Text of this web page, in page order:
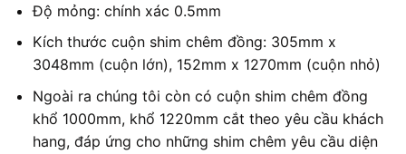
Độ mỏng: chính xác 0.5mm
Kích thước cuộn shim chêm đồng: 305mm x
3048mm (cuộn lớn), 152mm x 1270mm (cuộn nhỏ)
Ngoài ra chúng tôi còn có cuộn shim chêm đồng
khổ 1000mm, khổ 1220mm cắt theo yêu cầu khách
hang, đáp ứng cho những shim chêm yêu cầu diện